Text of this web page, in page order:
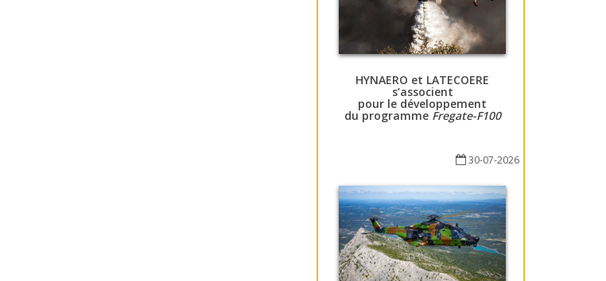
HYNAERO et LATECOERE
s’associent
pour le développement
du programme Fregate-F100
30-07-2026